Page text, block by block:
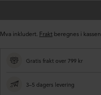
Mva inkludert. Frakt beregnes i kassen.
Gratis frakt over 799 kr
3–5 dagers levering